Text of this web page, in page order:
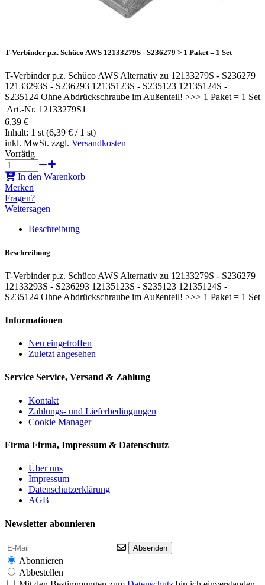
T-Verbinder p.z. Schüco AWS 12133279S - S236279 > 1 Paket = 1 Set
T-Verbinder p.z. Schüco AWS Alternativ zu 12133279S - S236279
12133293S - S236293 12135123S - S235123 12135124S -
S235124 Ohne Abdrückschraube im Außenteil! >>> 1 Paket = 1 Set
Art.-Nr. 12133279S1
6,39 €
Inhalt: 1 st (6,39 € / 1 st)
inkl. MwSt. zzgl. Versandkosten
Vorrätig
In den Warenkorb
Merken
Fragen?
Weitersagen
Beschreibung
Beschreibung
T-Verbinder p.z. Schüco AWS Alternativ zu 12133279S - S236279
12133293S - S236293 12135123S - S235123 12135124S -
S235124 Ohne Abdrückschraube im Außenteil! >>> 1 Paket = 1 Set
Informationen
Neu eingetroffen
Zuletzt angesehen
Service Service, Versand & Zahlung
Kontakt
Zahlungs- und Lieferbedingungen
Cookie Manager
Firma Firma, Impressum & Datenschutz
Über uns
Impressum
Datenschutzerklärung
AGB
Newsletter abonnieren
Absenden
Abonnieren
Abbestellen